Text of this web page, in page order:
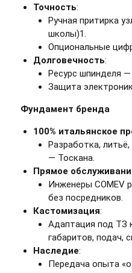
Точность:
Ручная притирка
школы)1.
Опциональные
Долговечность:
Ресурс шпинделя —
Защита
Фундамент бренда
100% итальянское
Разработка,
— Тоскана.
Прямое
Инженеры COMEV
без посредников.
Кастомизация:
Адаптация под ТЗ
габаритов, подач,
Наследие:
Передача опыта